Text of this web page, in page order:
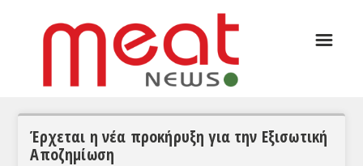
ΣΥΝΕΝΤΕΥΞΕΙΣ
☰
Έρχεται η νέα προκήρυξη για την Εξισωτική
Αποζημίωση